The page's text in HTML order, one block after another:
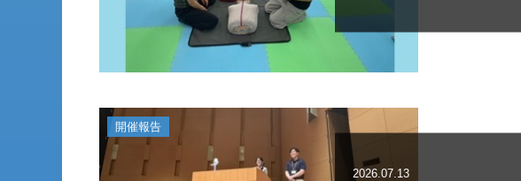
開催報告
2026.07.13